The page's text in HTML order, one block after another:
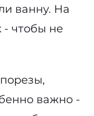
ванну. На
- чтобы не
важно -